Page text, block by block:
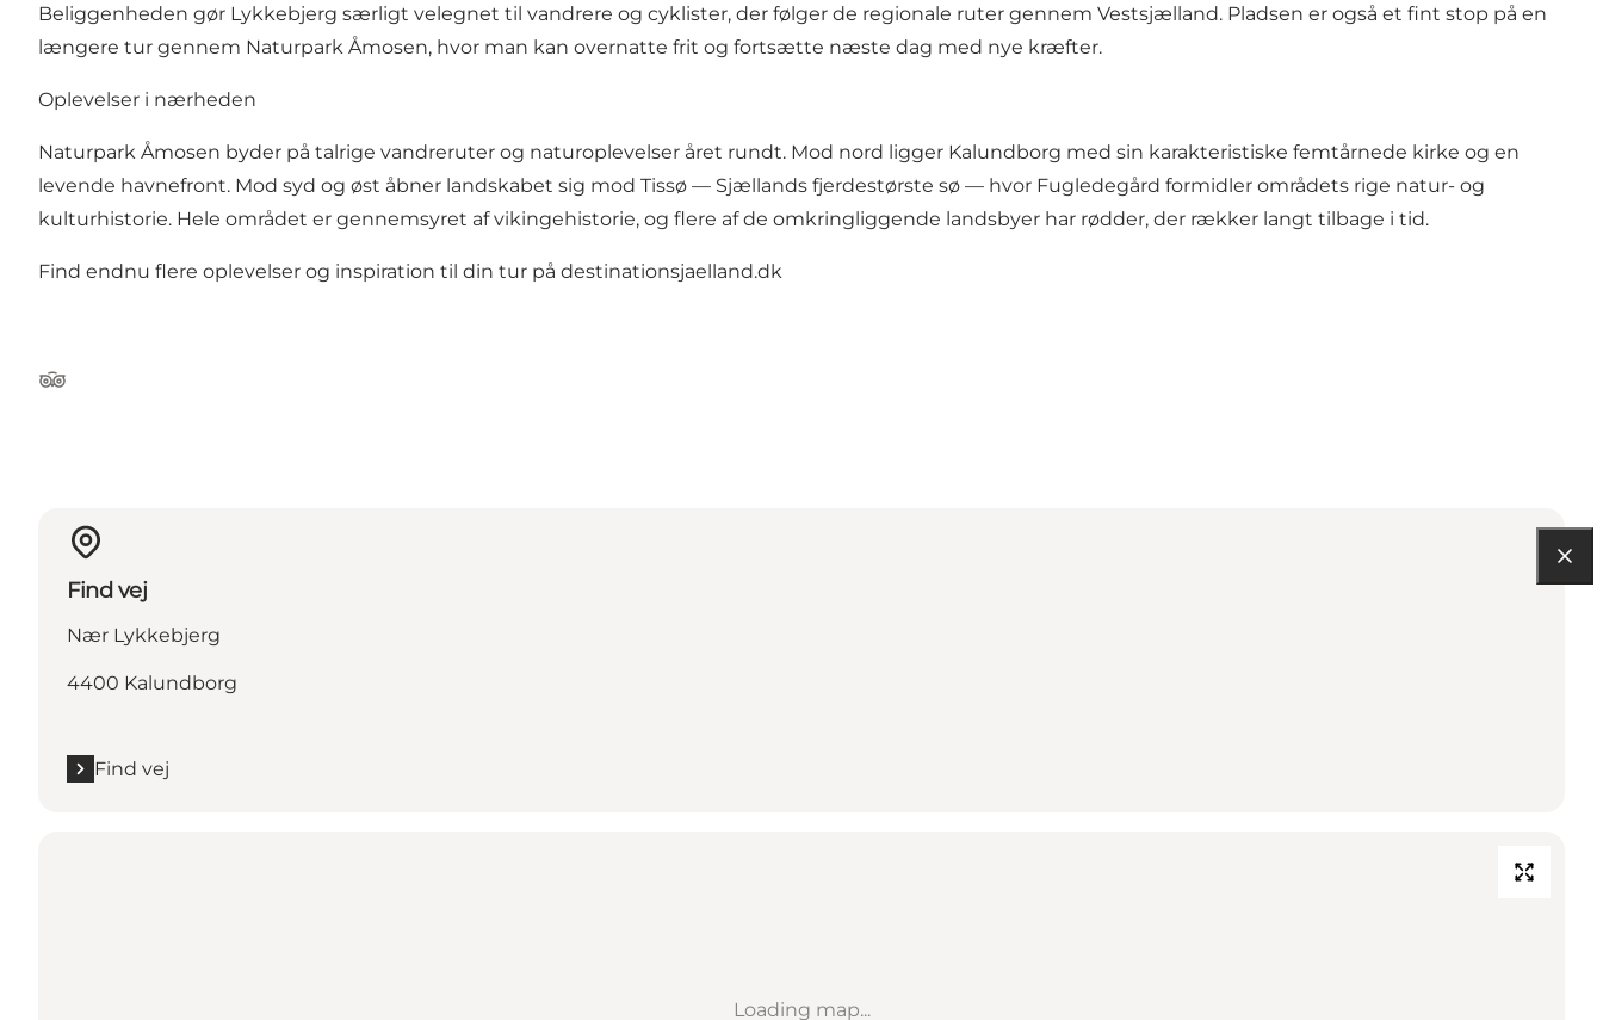
Beliggenheden gør Lykkebjerg særligt velegnet til vandrere og cyklister, der følger de regionale ruter gennem Vestsjælland. Pladsen er også et fint stop på en
længere tur gennem Naturpark Åmosen, hvor man kan overnatte frit og fortsætte næste dag med nye kræfter.
Oplevelser i nærheden
Naturpark Åmosen byder på talrige vandreruter og naturoplevelser året rundt. Mod nord ligger Kalundborg med sin karakteristiske femtårnede kirke og en
levende havnefront. Mod syd og øst åbner landskabet sig mod Tissø — Sjællands fjerdestørste sø — hvor Fugledegård formidler områdets rige natur- og
kulturhistorie. Hele området er gennemsyret af vikingehistorie, og flere af de omkringliggende landsbyer har rødder, der rækker langt tilbage i tid.
Find endnu flere oplevelser og inspiration til din tur på destinationsjaelland.dk
TripAdvisor
Find vej
Nær Lykkebjerg
4400 Kalundborg
Find vej
Loading map...